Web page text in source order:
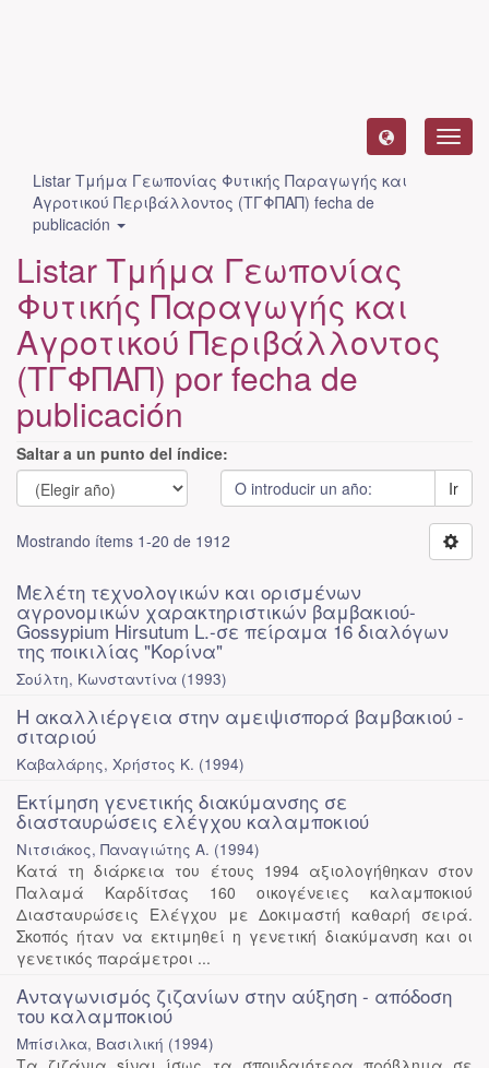
Listar Τμήμα Γεωπονίας Φυτικής Παραγωγής και
Αγροτικού Περιβάλλοντος (ΤΓΦΠΑΠ) fecha de
publicación
Listar Τμήμα Γεωπονίας
Φυτικής Παραγωγής και
Αγροτικού Περιβάλλοντος
(ΤΓΦΠΑΠ) por fecha de
publicación
Saltar a un punto del índice:
Ir
Mostrando ítems 1-20 de 1912
Μελέτη τεχνολογικών και ορισμένων
αγρονομικών χαρακτηριστικών βαμβακιού-
Gossypium Hirsutum L.-σε πείραμα 16 διαλόγων
της ποικιλίας "Κορίνα"
Σούλτη, Κωνσταντίνα (1993)
Η ακαλλιέργεια στην αμειψισπορά βαμβακιού -
σιταριού
Καβαλάρης, Χρήστος Κ. (1994)
Εκτίμηση γενετικής διακύμανσης σε
διασταυρώσεις ελέγχου καλαμποκιού
Νιτσιάκος, Παναγιώτης Α. (1994)
Κατά τη διάρκεια του έτους 1994 αξιολογήθηκαν στον
Παλαμά Καρδίτσας 160 οικογένειες καλαμποκιού
Διασταυρώσεις Ελέγχου με Δοκιμαστή καθαρή σειρά.
Σκοπός ήταν να εκτιμηθεί η γενετική διακύμανση και οι
γενετικός παράμετροι ...
Ανταγωνισμός ζιζανίων στην αύξηση - απόδοση
του καλαμποκιού
Μπίσιλκα, Βασιλική (1994)